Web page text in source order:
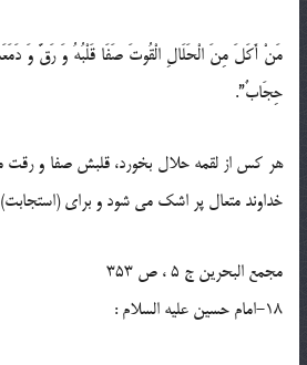
مَنْ أَكَلَ مِنَ الْحَلَالِ الْقُوتَ صَفَا قَلْبُهُ وَ رَقَّ وَ
حِجَابٌ”.
هر كس از لقمه حلال بخورد، قلبش صفا و
خداوند متعال پر اشك مى شود و براى
مجمع البحرین ج 5 ، ص 353
18-امام حسین علیه السلام :